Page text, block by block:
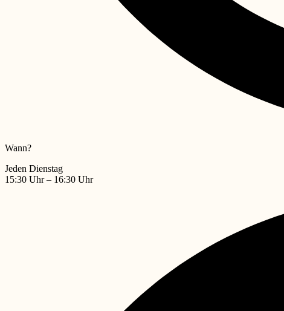
Wann?
Jeden Dienstag
15:30 Uhr – 16:30 Uhr